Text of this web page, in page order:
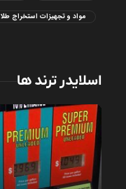
مواد و تجهیزات استخراج طلا
اسلایدر ترند ها